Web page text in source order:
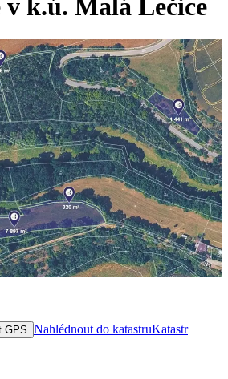
k.ú. Malá Lečice
GPS Nahlédnout do katastruKatastr